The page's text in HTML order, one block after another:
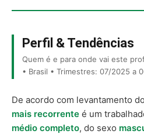
Perfil & Tendências
Quem é e para onde vai este
• Brasil • Trimestres: 07/2025 a
De acordo com levantamento
mais recorrente é um
médio completo, do sexo